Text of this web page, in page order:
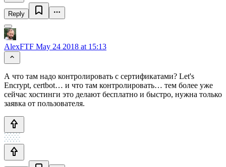
Reply
AlexFTF May 24 2018 at 15:13
А что там надо контролировать с сертификатами? Let's
Encrypt, certbot… и что там контролировать… тем более уже
сейчас хостинги это делают бесплатно и быстро, нужна только
заявка от пользователя.